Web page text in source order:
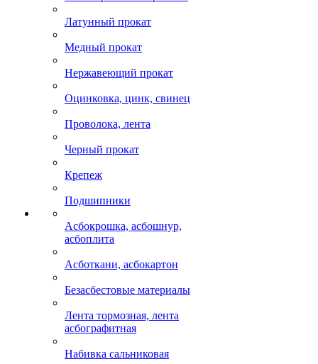
Латунный прокат
Медный прокат
Нержавеющий прокат
Оцинковка, цинк, свинец
Проволока, лента
Черный прокат
Крепеж
Подшипники
Асбокрошка, асбошнур,
асбоплита
Асботкани, асбокартон
Безасбестовые материалы
Лента тормозная, лента
асбографитная
Набивка сальниковая